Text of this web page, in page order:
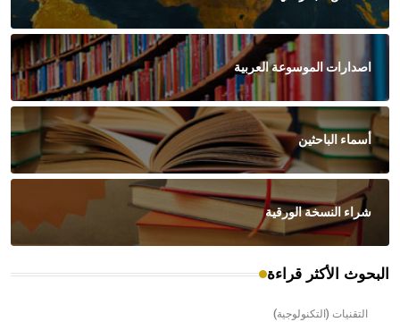
اصدارات الموسوعة العربية
أسماء الباحثين
شراء النسخة الورقية
البحوث الأكثر قراءة
التقنيات (التكنولوجية)